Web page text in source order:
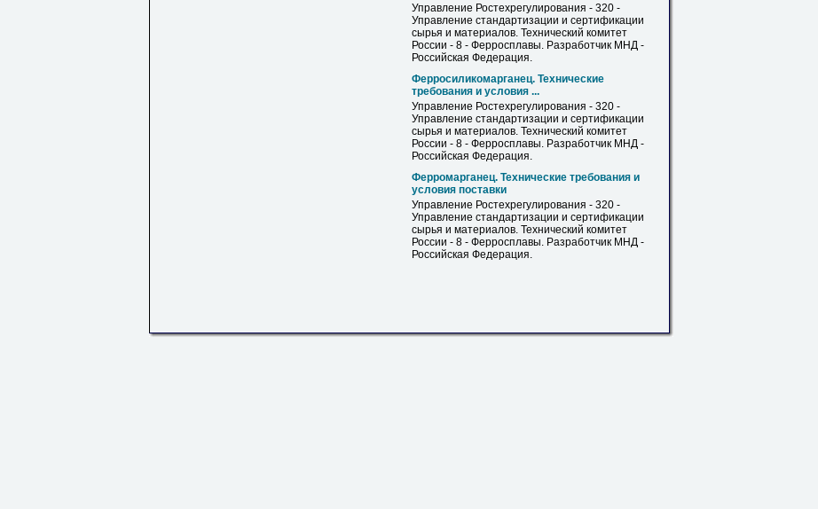
Управление Ростехрегулирования - 320 -
Управление стандартизации и сертификации
сырья и материалов. Технический комитет
России - 8 - Ферросплавы. Разработчик МНД -
Российская Федерация.
Ферросиликомарганец. Технические
требования и условия ...
Управление Ростехрегулирования - 320 -
Управление стандартизации и сертификации
сырья и материалов. Технический комитет
России - 8 - Ферросплавы. Разработчик МНД -
Российская Федерация.
Ферромарганец. Технические требования и
условия поставки
Управление Ростехрегулирования - 320 -
Управление стандартизации и сертификации
сырья и материалов. Технический комитет
России - 8 - Ферросплавы. Разработчик МНД -
Российская Федерация.